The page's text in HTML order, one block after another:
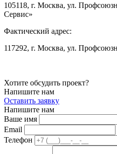
105118, г. Москва, ул.
Сервис»
Фактический адрес:
117292, г. Москва, ул.
Хотите обсудить проект?
Напишите нам
Оставить заявку
Напишите нам
Ваше имя
Email
Телефон